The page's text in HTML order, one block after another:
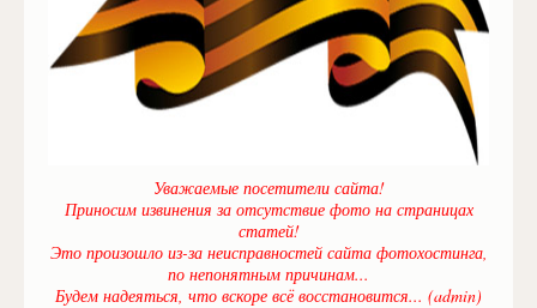
Уважаемые посетители сайта!
Приносим извинения за отсутствие фото на страницах
статей!
Это произошло из-за неисправностей сайта фотохостинга,
по непонятным причинам...
Будем надеяться, что вскоре всё восстановится... (admin)